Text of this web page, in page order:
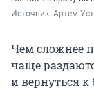
Источник: Артем
Чем сложнее
чаще
и вернуться